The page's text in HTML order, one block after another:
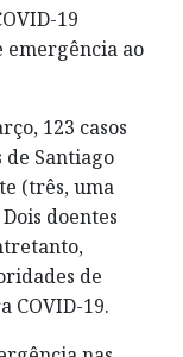
19
emergência ao
123 casos
de Santiago
(três, uma
doentes
de
COVID-19.